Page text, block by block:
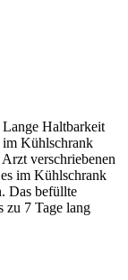
Lange Haltbarkeit
im Kühlschrank
verschriebenen
im Kühlschrank
Das befüllte
zu 7 Tage lang